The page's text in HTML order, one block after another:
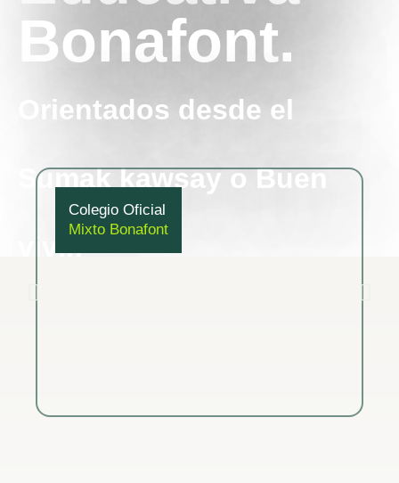
Bonafont.
Orientados desde el
Sumak kawsay o Buen
vivir.
Colegio Oficial
Mixto Bonafont